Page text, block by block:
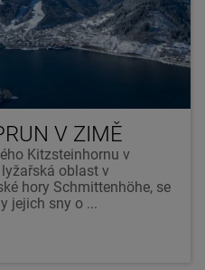
V ZIMĚ
Kitzsteinhornu v
oblast v
hory Schmittenhöhe, se
jejich sny o ...